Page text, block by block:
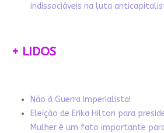
indissociáveis na luta
+ LIDOS
Não à Guerra Imperialista!
Eleição de Erika Hilton para
Mulher é um fato importante